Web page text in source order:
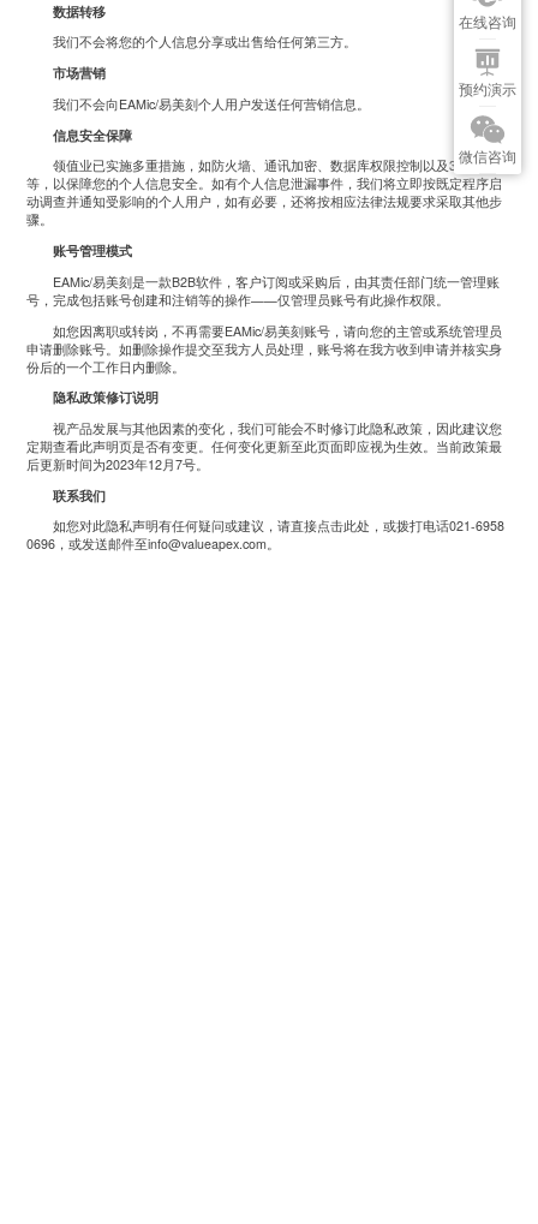
数据转移
我们不会将您的个人信息分享或出售给任何第三方。
市场营销
我们不会向EAMic/易美刻个人用户发送任何营销信息。
信息安全保障
领值业已实施多重措施，如防火墙、通讯加密、数据库权限控制以及3-2-1备份
等，以保障您的个人信息安全。如有个人信息泄漏事件，我们将立即按既定程序启
动调查并通知受影响的个人用户，如有必要，还将按相应法律法规要求采取其他步
骤。
账号管理模式
EAMic/易美刻是一款B2B软件，客户订阅或采购后，由其责任部门统一管理账
号，完成包括账号创建和注销等的操作——仅管理员账号有此操作权限。
如您因离职或转岗，不再需要EAMic/易美刻账号，请向您的主管或系统管理员
申请删除账号。如删除操作提交至我方人员处理，账号将在我方收到申请并核实身
份后的一个工作日内删除。
隐私政策修订说明
视产品发展与其他因素的变化，我们可能会不时修订此隐私政策，因此建议您
定期查看此声明页是否有变更。任何变化更新至此页面即应视为生效。当前政策最
后更新时间为2023年12月7号。
联系我们
如您对此隐私声明有任何疑问或建议，请直接点击此处 ，或拨打电话021-6958
0696 ，或发送邮件至info@valueapex.com。
在线咨询
预约演示
微信咨询